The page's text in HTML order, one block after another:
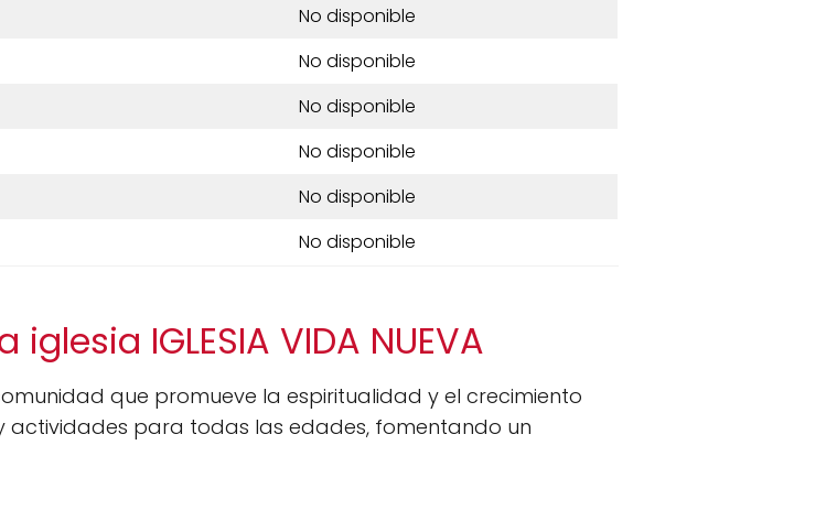
No disponible
No disponible
No disponible
No disponible
No disponible
No disponible
IGLESIA VIDA NUEVA
que promueve la espiritualidad y el crecimiento
actividades para todas las edades, fomentando un